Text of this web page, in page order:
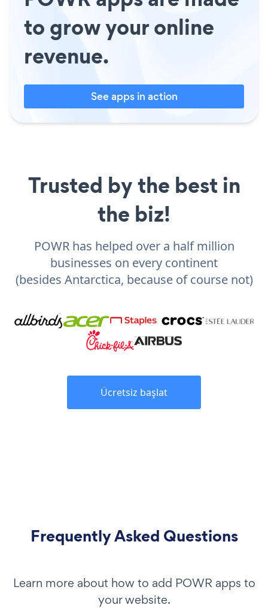
to grow your online
revenue.
See apps in action
Trusted by the best in
the biz!
POWR has helped over a half million
businesses on every continent
(besides Antarctica, because of course not)
Ücretsiz başlat
Frequently Asked Questions
Learn more about how to add POWR apps to
your website.